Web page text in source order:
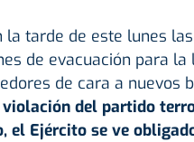
la tarde de este lunes
de evacuación para
de cara a nuevos
del partido
el Ejército se ve